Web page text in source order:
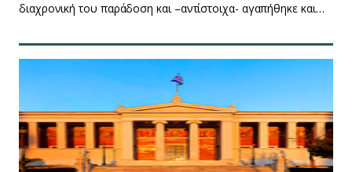
διαχρονική του παράδοση και –αντίστοιχα- αγαπήθηκε και…